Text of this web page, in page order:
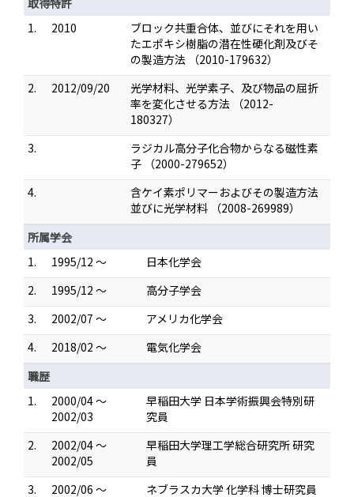
1.
2010
ブロック共重合体、並びにそれを用い
たエポキシ樹脂の潜在性硬化剤及びそ
の製造方法 （2010-179632）
2.
2012/09/20
光学材料、光学素子、及び物品の屈折
率を変化させる方法 （2012-
180327）
3.
ラジカル高分子化合物からなる磁性素
子 （2000-279652）
4.
含ケイ素ポリマーおよびその製造方法
並びに光学材料 （2008-269989）
所属学会
1.
1995/12 ～
日本化学会
2.
1995/12 ～
高分子学会
3.
2002/07 ～
アメリカ化学会
4.
2018/02 ～
電気化学会
職歴
1.
2000/04 ～
2002/03
早稲田大学 日本学術振興会特別研
究員
2.
2002/04 ～
2002/05
早稲田大学理工学総合研究所 研究
員
3.
2002/06 ～
ネブラスカ大学 化学科 博士研究員